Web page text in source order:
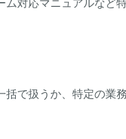
括で扱うか、特定の業